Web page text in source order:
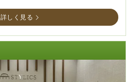
詳しく見る